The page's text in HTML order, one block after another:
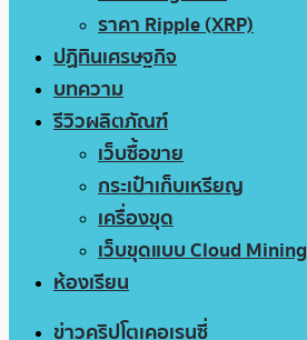
ราคา Ripple (XRP)
ปฏิทินเศรษฐกิจ
บทความ
รีวิวผลิตภัณฑ์
เว็บซื้อขาย
กระเป๋าเก็บเหรียญ
เครื่องขุด
เว็บขุดแบบ Cloud Mining
ห้องเรียน
ข่าวคริปโตเคอเรนซี่